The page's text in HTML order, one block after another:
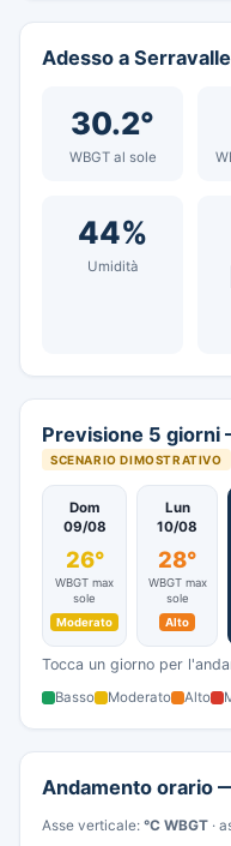
Adesso a Serravalle
30.2°
WBGT al sole
44%
Umidità
Previsione 5 giorni
SCENARIO DIMOSTRATIVO
Dom
09/08
26°
WBGT max
sole
Moderato
Lun
10/08
28°
WBGT max
sole
Alto
Tocca un giorno per
Basso Moderato Alto
Andamento orario
Asse verticale: °C WBGT ·